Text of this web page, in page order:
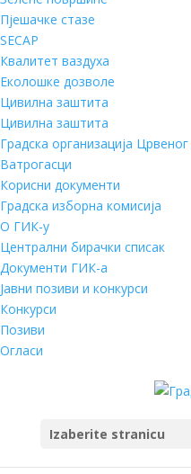
Пјешачке стазе
SECAP
Квалитет ваздуха
Еколошке дозволе
Цивилна заштита
Цивилна заштита
Градска организација Црвеног
Ватрогасци
Корисни документи
Градска изборна комисија
О ГИК-у
Централни бирачки списак
Документи ГИК-а
Јавни позиви и конкурси
Конкурси
Позиви
Огласи
Izaberite stranicu